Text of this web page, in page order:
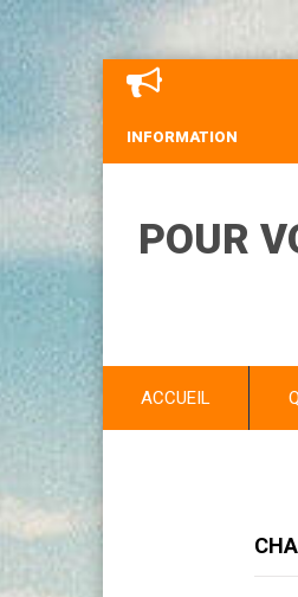
INFORMATION
POUR
ACCUEIL